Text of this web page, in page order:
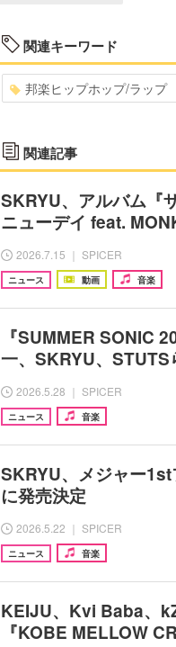
関連キーワード
邦楽ヒップホップ/ラップ
関連記事
SKRYU、アルバム『
ニューデイ feat.
2026.7.15 ｜ SPICER
ニュース 動画 音楽
『SUMMER SONIC
一、SKRYU、
2026.5.28 ｜ SPICER
ニュース 音楽
SKRYU、メジャー
に発売決定
2026.5.22 ｜ SPICER
ニュース 音楽
KEIJU、Kvi Baba、
『KOBE MELLOW